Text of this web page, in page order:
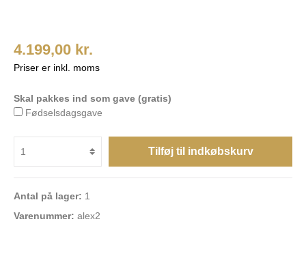
4.199,00 kr.
Priser er inkl. moms
Skal pakkes ind som gave (gratis)
Fødselsdagsgave
Tilføj til indkøbskurv
Antal på lager: 1
Varenummer: alex2